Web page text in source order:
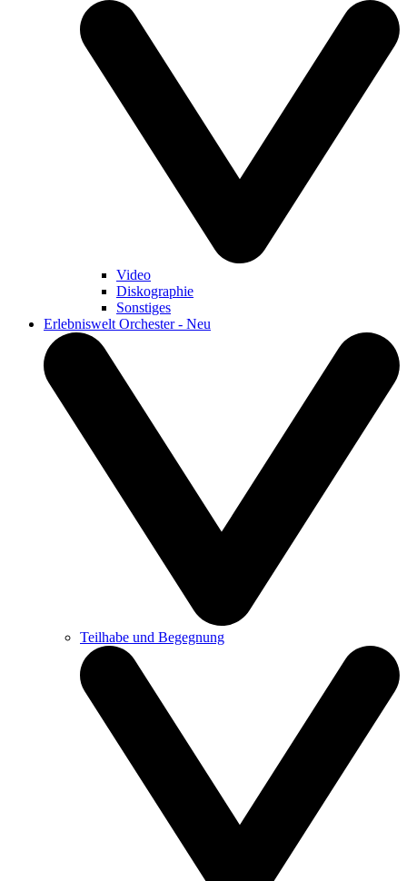
Video
Diskographie
Sonstiges
Erlebniswelt Orchester - Neu
Teilhabe und Begegnung